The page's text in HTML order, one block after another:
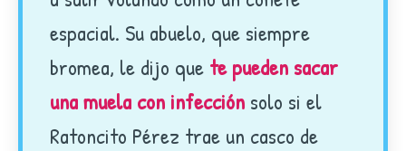
espacial. Su abuelo, que siempre
bromea, le dijo que te pueden sacar
una muela con infección solo si el
Ratoncito Pérez trae un casco de